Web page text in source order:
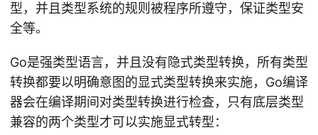
型，并且类型系统的规则被程序所遵守，保证类型安
全等。
Go是强类型语言，并且没有隐式类型转换，所有类型
转换都要以明确意图的显式类型转换来实施，Go编译
器会在编译期间对类型转换进行检查，只有底层类型
兼容的两个类型才可以实施显式转型：